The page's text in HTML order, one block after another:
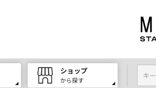
ショップ
から探す